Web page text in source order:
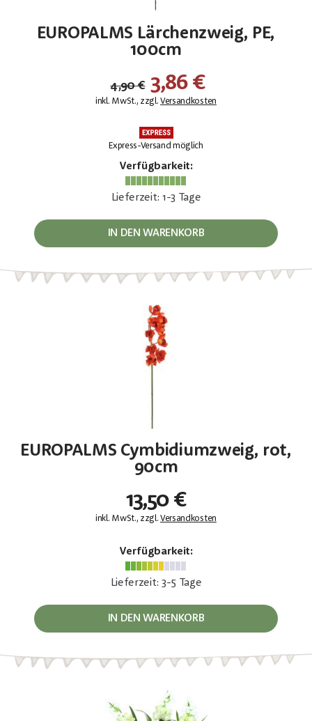
EUROPALMS Lärchenzweig, PE,
100cm
4,90 € 3,86 €
inkl. MwSt., zzgl.Versandkosten
Express-Versand möglich
Verfügbarkeit:
Lieferzeit: 1-3 Tage
IN DEN WARENKORB
EUROPALMS Cymbidiumzweig, rot,
90cm
13,50 €
inkl. MwSt., zzgl.Versandkosten
Verfügbarkeit:
Lieferzeit: 3-5 Tage
IN DEN WARENKORB